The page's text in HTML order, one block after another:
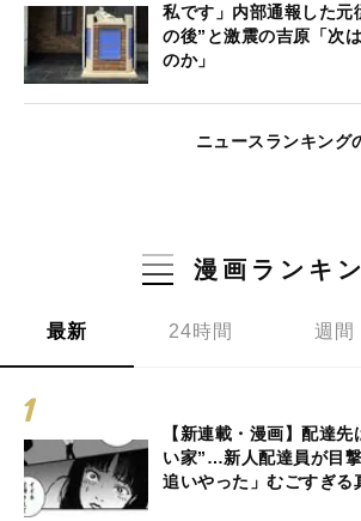
私です」内部通報した元
の後”と激震の吉原「次
のか」
ニュースランキング
漫画ランキ
最新 24時間 週間
【新連載・漫画】配達
い家”…新人配達員が目
追いやった」むごすぎる